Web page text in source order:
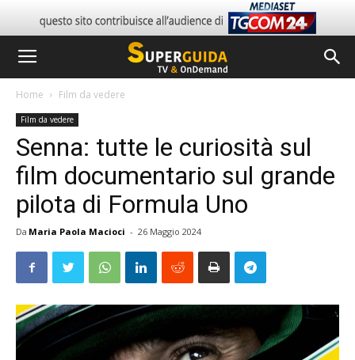
Home Film da vedere
Film da vedere
Senna: tutte le curiosità sul
film documentario sul grande
pilota di Formula Uno
Da Maria Paola Macioci - 26 Maggio 2024